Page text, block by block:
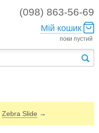
(098) 863-56-69
Мій кошик
поки пустий
Zebra Slide →